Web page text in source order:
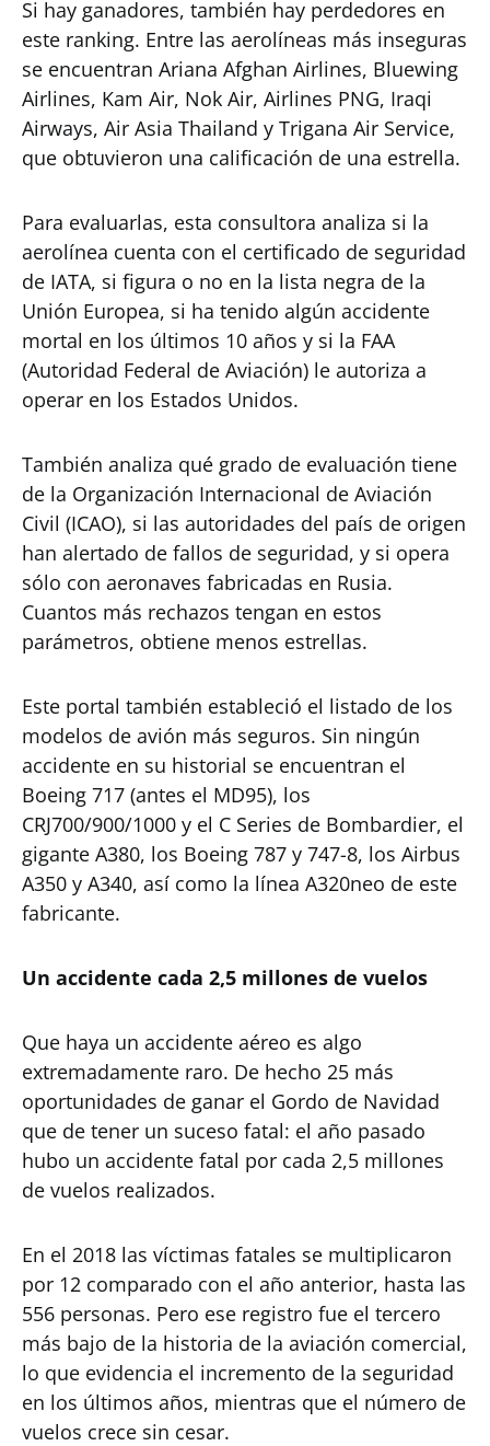
Si hay ganadores, también hay perdedores en
este ranking. Entre las aerolíneas más inseguras
se encuentran Ariana Afghan Airlines, Bluewing
Airlines, Kam Air, Nok Air, Airlines PNG, Iraqi
Airways, Air Asia Thailand y Trigana Air Service,
que obtuvieron una calificación de una estrella.
Para evaluarlas, esta consultora analiza si la
aerolínea cuenta con el certificado de seguridad
de IATA, si figura o no en la lista negra de la
Unión Europea, si ha tenido algún accidente
mortal en los últimos 10 años y si la FAA
(Autoridad Federal de Aviación) le autoriza a
operar en los Estados Unidos.
También analiza qué grado de evaluación tiene
de la Organización Internacional de Aviación
Civil (ICAO), si las autoridades del país de origen
han alertado de fallos de seguridad, y si opera
sólo con aeronaves fabricadas en Rusia.
Cuantos más rechazos tengan en estos
parámetros, obtiene menos estrellas.
Este portal también estableció el listado de los
modelos de avión más seguros. Sin ningún
accidente en su historial se encuentran el
Boeing 717 (antes el MD95), los
CRJ700/900/1000 y el C Series de Bombardier, el
gigante A380, los Boeing 787 y 747-8, los Airbus
A350 y A340, así como la línea A320neo de este
fabricante.
Un accidente cada 2,5 millones de vuelos
Que haya un accidente aéreo es algo
extremadamente raro. De hecho 25 más
oportunidades de ganar el Gordo de Navidad
que de tener un suceso fatal: el año pasado
hubo un accidente fatal por cada 2,5 millones
de vuelos realizados.
En el 2018 las víctimas fatales se multiplicaron
por 12 comparado con el año anterior, hasta las
556 personas. Pero ese registro fue el tercero
más bajo de la historia de la aviación comercial,
lo que evidencia el incremento de la seguridad
en los últimos años, mientras que el número de
vuelos crece sin cesar.